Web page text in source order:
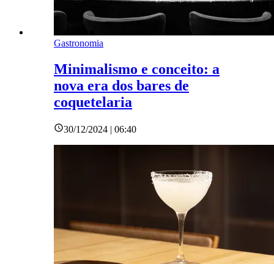
Gastronomia
Minimalismo e conceito: a
nova era dos bares de
coquetelaria
30/12/2024 | 06:40